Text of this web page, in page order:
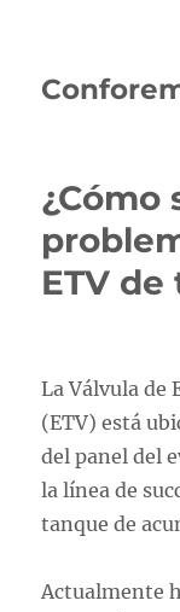
¿Cómo
ETV
La Válvula de
(ETV) está
del panel del
la línea de
tanque de
Actualmente